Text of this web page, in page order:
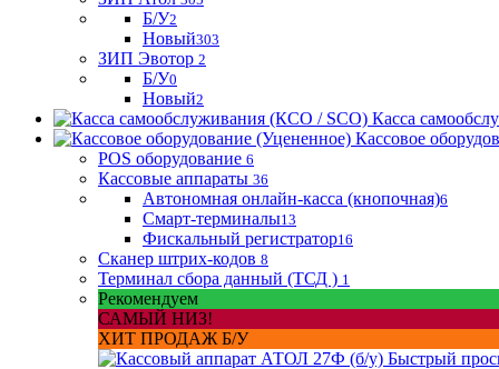
Б/У2
Новый303
ЗИП Эвотор 2
Б/У0
Новый2
Касса
Кассовое
POS оборудование 6
Кассовые аппараты 36
Автономная онлайн-касса (кнопочная)6
Смарт-терминалы13
Фискальный регистратор16
Сканер штрих-кодов 8
Терминал сбора данный (ТСД ) 1
Рекомендуем
САМЫЙ НИЗ!
ХИТ ПРОДАЖ Б/У
Быстрый